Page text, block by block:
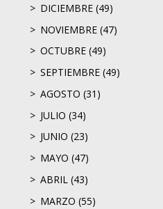
DICIEMBRE (49)
NOVIEMBRE (47)
OCTUBRE (49)
SEPTIEMBRE (49)
AGOSTO (31)
JULIO (34)
JUNIO (23)
MAYO (47)
ABRIL (43)
MARZO (55)